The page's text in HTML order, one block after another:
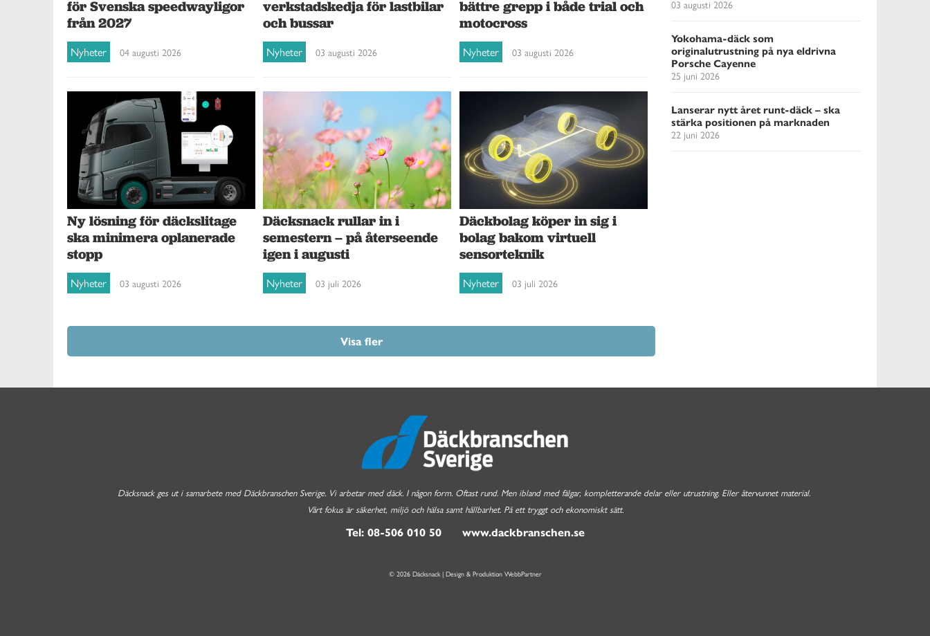
för Svenska speedwayligor
från 2027
Nyheter 04 augusti 2026
verkstadskedja för lastbilar
och bussar
Nyheter 03 augusti 2026
bättre grepp i både trial och
motocross
Nyheter 03 augusti 2026
Ny lösning för däckslitage
ska minimera oplanerade
stopp
Nyheter 03 augusti 2026
Däcksnack rullar in i
semestern – på återseende
igen i augusti
Nyheter 03 juli 2026
Däckbolag köper in sig i
bolag bakom virtuell
sensorteknik
Nyheter 03 juli 2026
Visa fler
03 augusti 2026
Yokohama-däck som
originalutrustning på nya eldrivna
Porsche Cayenne
25 juni 2026
Lanserar nytt året runt-däck – ska
stärka positionen på marknaden
22 juni 2026
Däcksnack ges ut i samarbete med Däckbranschen Sverige. Vi arbetar med däck. I någon form. Oftast rund. Men ibland med fälgar, kompletterande delar eller utrustning. Eller återvunnet material.
Vårt fokus är säkerhet, miljö och hälsa samt hållbarhet. På ett tryggt och ekonomiskt sätt.
Tel: 08-506 010 50 www.dackbranschen.se
© 2026 Däcksnack | Design & Produktion WebbPartner